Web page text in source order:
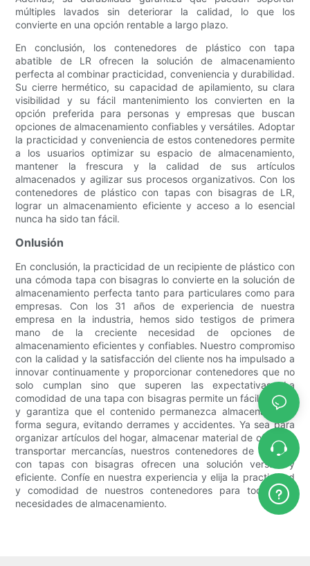
múltiples lavados sin deteriorar la calidad, lo que los
convierte en una opción rentable a largo plazo.
En conclusión, los contenedores de plástico con tapa
abatible de LR ofrecen la solución de almacenamiento
perfecta al combinar practicidad, conveniencia y durabilidad.
Su cierre hermético, su capacidad de apilamiento, su clara
visibilidad y su fácil mantenimiento los convierten en la
opción preferida para personas y empresas que buscan
opciones de almacenamiento confiables y versátiles. Adoptar
la practicidad y conveniencia de estos contenedores permite
a los usuarios optimizar su espacio de almacenamiento,
mantener la frescura y la calidad de sus artículos
almacenados y agilizar sus procesos organizativos. Con los
contenedores de plástico con tapas con bisagras de LR,
lograr un almacenamiento eficiente y acceso a lo esencial
nunca ha sido tan fácil.
Onlusión
En conclusión, la practicidad de un recipiente de plástico con
una cómoda tapa con bisagras lo convierte en la solución de
almacenamiento perfecta tanto para particulares como para
empresas. Con los 31 años de experiencia de nuestra
empresa en la industria, hemos sido testigos de primera
mano de la creciente necesidad de opciones de
almacenamiento eficientes y confiables. Nuestro compromiso
con la calidad y la satisfacción del cliente nos ha impulsado a
innovar continuamente y proporcionar contenedores que no
solo cumplan sino que superen las expectativas. La
comodidad de una tapa con bisagras permite un fácil acceso
y garantiza que el contenido permanezca almacenado de
forma segura, evitando derrames y accidentes. Ya sea para
organizar artículos del hogar, almacenar material de oficina o
transportar mercancías, nuestros contenedores de plástico
con tapas con bisagras ofrecen una solución versátil y
eficiente. Confíe en nuestra experiencia y elija la practicidad
y comodidad de nuestros contenedores para todas sus
necesidades de almacenamiento.